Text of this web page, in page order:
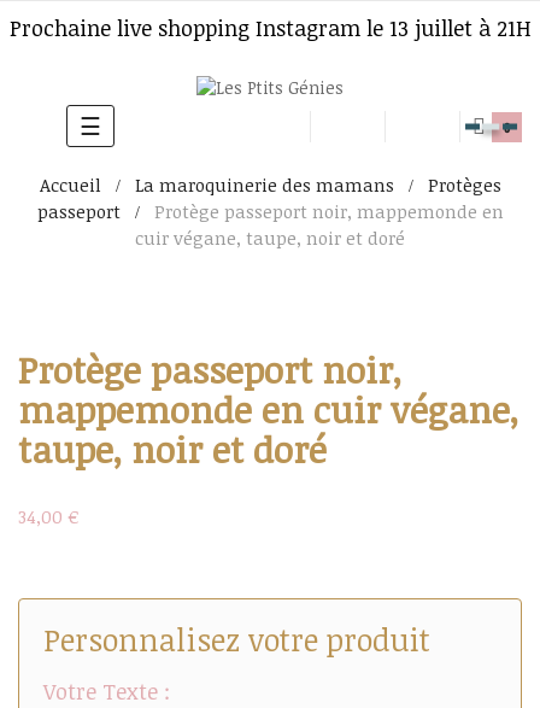
Prochaine live shopping Instagram le 13 juillet à 21H
Basculer
navigation
☰ 0
Accueil La maroquinerie des mamans
Protèges
passeport
Protège passeport noir, mappemonde en
cuir végane, taupe, noir et doré
Protège passeport noir,
mappemonde en cuir végane,
taupe, noir et doré
34,00 €
Personnalisez votre produit
Votre Texte :